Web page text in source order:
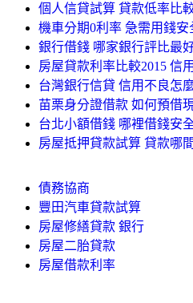
個人信貸試算 貸款低率比
機車分期0利率 急需用錢安
銀行借錢 哪家銀行評比最
房屋貸款利率比較2015 信
台灣銀行信貸 信用不良怎
苗栗身分證借款 如何預借
台北小額借錢 哪裡借錢安
房屋抵押貸款試算 貸款哪
債務協商
豐田汽車貸款試算
房屋修繕貸款 銀行
房屋二胎貸款
房屋借款利率